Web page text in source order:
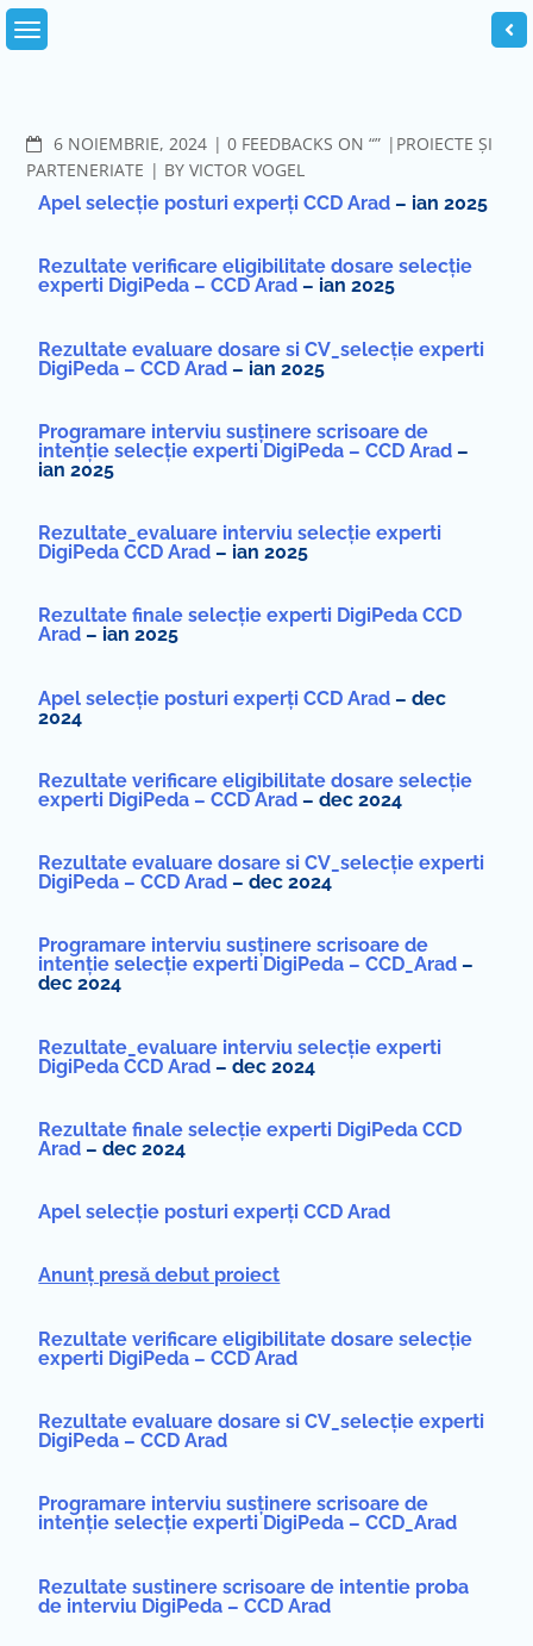
6 NOIEMBRIE, 2024 0 FEEDBACKS ON “”
PROIECTE ȘI
PARTENERIATE
BYVICTOR VOGEL
Apel selecție posturi experți CCD Arad – ian 2025
Rezultate verificare eligibilitate dosare selecție
experti DigiPeda – CCD Arad – ian 2025
Rezultate evaluare dosare si CV_selecție experti
DigiPeda – CCD Arad – ian 2025
Programare interviu susținere scrisoare de
intenție selecție experti DigiPeda – CCD Arad –
ian 2025
Rezultate_evaluare interviu selecție experti
DigiPeda CCD Arad – ian 2025
Rezultate finale selecție experti DigiPeda CCD
Arad – ian 2025
Apel selecție posturi experți CCD Arad – dec
2024
Rezultate verificare eligibilitate dosare selecție
experti DigiPeda – CCD Arad – dec 2024
Rezultate evaluare dosare si CV_selecție experti
DigiPeda – CCD Arad – dec 2024
Programare interviu susținere scrisoare de
intenție selecție experti DigiPeda – CCD_Arad –
dec 2024
Rezultate_evaluare interviu selecție experti
DigiPeda CCD Arad – dec 2024
Rezultate finale selecție experti DigiPeda CCD
Arad – dec 2024
Apel selecție posturi experți CCD Arad
Anunț presă debut proiect
Rezultate verificare eligibilitate dosare selecție
experti DigiPeda – CCD Arad
Rezultate evaluare dosare si CV_selecție experti
DigiPeda – CCD Arad
Programare interviu susținere scrisoare de
intenție selecție experti DigiPeda – CCD_Arad
Rezultate sustinere scrisoare de intentie proba
de interviu DigiPeda – CCD Arad